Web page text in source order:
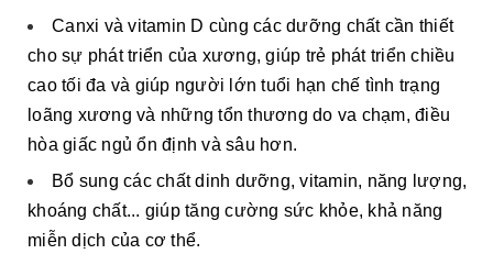
Canxi và vitamin D cùng các dưỡng chất cần thiết
cho sự phát triển của xương, giúp trẻ phát triển chiều
cao tối đa và giúp người lớn tuổi hạn chế tình trạng
loãng xương và những tổn thương do va chạm, điều
hòa giấc ngủ ổn định và sâu hơn.
Bổ sung các chất dinh dưỡng, vitamin, năng lượng,
khoáng chất... giúp tăng cường sức khỏe, khả năng
miễn dịch của cơ thể.